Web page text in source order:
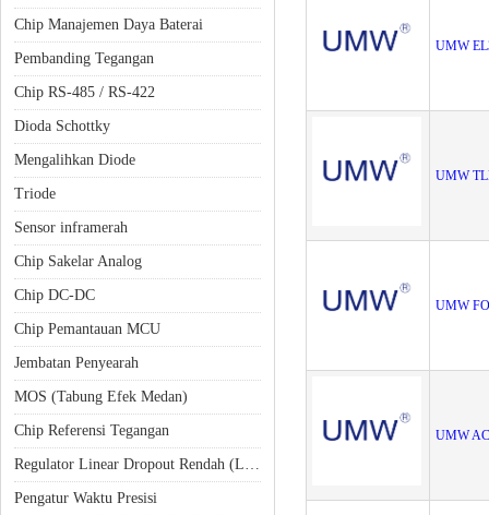
Chip Manajemen Daya Baterai
Pembanding Tegangan
Chip RS-485 / RS-422
Dioda Schottky
Mengalihkan Diode
Triode
Sensor inframerah
Chip Sakelar Analog
Chip DC-DC
Chip Pemantauan MCU
Jembatan Penyearah
MOS (Tabung Efek Medan)
Chip Referensi Tegangan
Regulator Linear Dropout Rendah (LDO)
Pengatur Waktu Presisi
UMW
UMW
UMW
UMW